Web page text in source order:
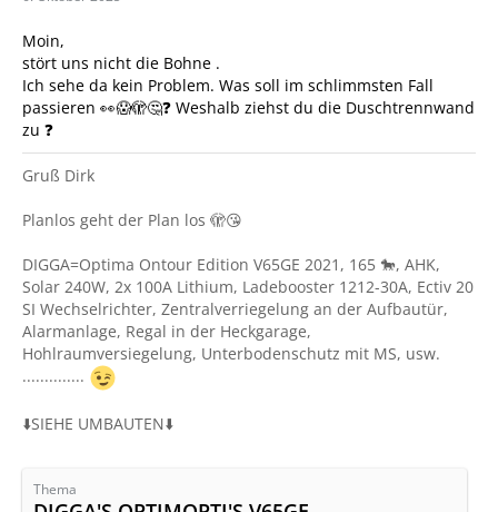
Moin,
stört uns nicht die Bohne .
Ich sehe da kein Problem. Was soll im schlimmsten Fall
passieren 👀😱🫣🤔❓ Weshalb ziehst du die Duschtrennwand
zu ❓
Gruß Dirk
Planlos geht der Plan los 🫣😘
DIGGA=Optima Ontour Edition V65GE 2021, 165 🐎, AHK,
Solar 240W, 2x 100A Lithium, Ladebooster 1212-30A, Ectiv 20
SI Wechselrichter, Zentralverriegelung an der Aufbautür,
Alarmanlage, Regal in der Heckgarage,
Hohlraumversiegelung, Unterbodenschutz mit MS, usw.
..............
⬇️SIEHE UMBAUTEN⬇️
Thema